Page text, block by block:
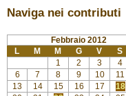
Naviga nei contributi
Febbraio 2012
L
M M G V S
1
2 3 4
6
7 8 9 10 11
13
14 15 16 17 18